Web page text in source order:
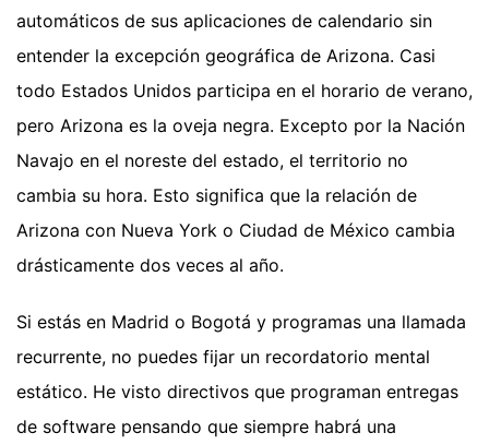
automáticos de sus aplicaciones de calendario sin
entender la excepción geográfica de Arizona. Casi
todo Estados Unidos participa en el horario de verano,
pero Arizona es la oveja negra. Excepto por la Nación
Navajo en el noreste del estado, el territorio no
cambia su hora. Esto significa que la relación de
Arizona con Nueva York o Ciudad de México cambia
drásticamente dos veces al año.
Si estás en Madrid o Bogotá y programas una llamada
recurrente, no puedes fijar un recordatorio mental
estático. He visto directivos que programan entregas
de software pensando que siempre habrá una